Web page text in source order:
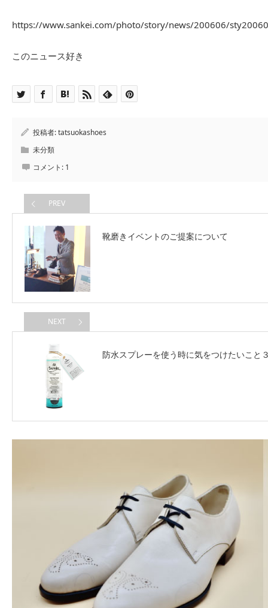
https://www.sankei.com/photo/story/news/200606/
このニュース好き
投稿者:tatsuokashoes
未分類
コメント: 1
PREV
靴磨きイベントのご提案について
NEXT
防水スプレーを使う時に気をつけたいこと